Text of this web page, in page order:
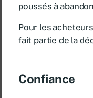
poussés à
Pour les
fait partie de la
Confiance